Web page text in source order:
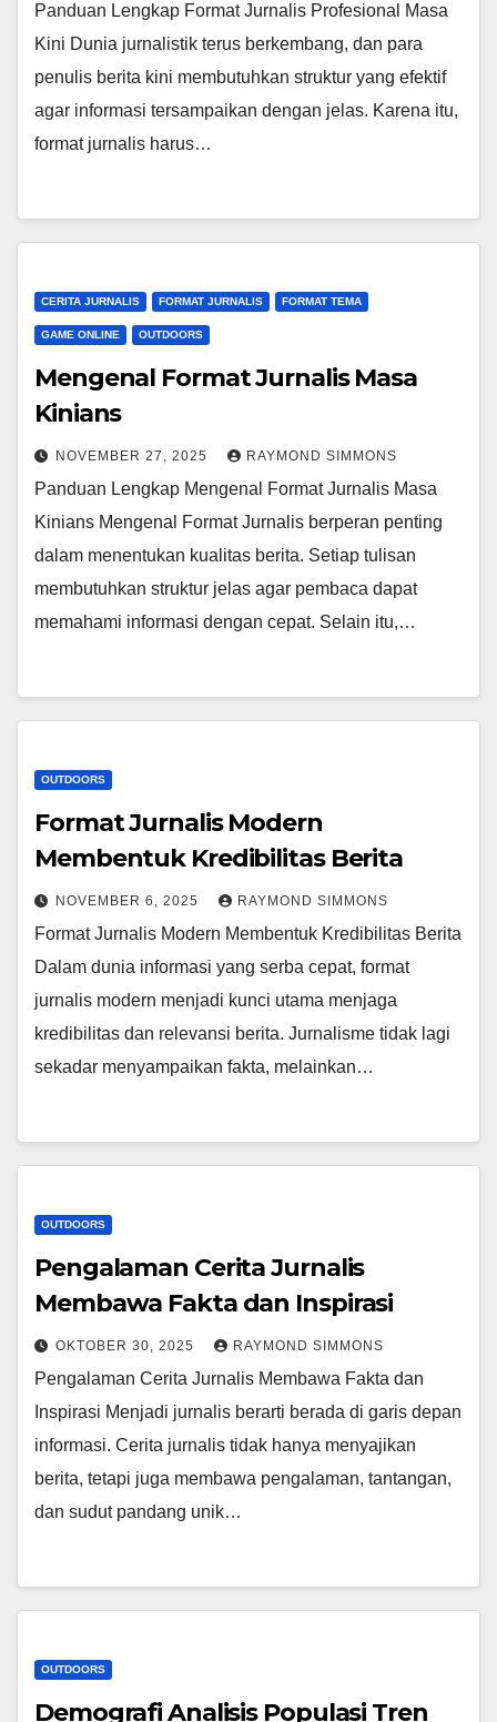
Panduan Lengkap Format Jurnalis Profesional Masa
Kini Dunia jurnalistik terus berkembang, dan para
penulis berita kini membutuhkan struktur yang efektif
agar informasi tersampaikan dengan jelas. Karena itu,
format jurnalis harus…
CERITA JURNALIS FORMAT JURNALIS FORMAT TEMA
GAME ONLINE OUTDOORS
Mengenal Format Jurnalis Masa
Kinians
NOVEMBER 27, 2025 RAYMOND SIMMONS
Panduan Lengkap Mengenal Format Jurnalis Masa
Kinians Mengenal Format Jurnalis berperan penting
dalam menentukan kualitas berita. Setiap tulisan
membutuhkan struktur jelas agar pembaca dapat
memahami informasi dengan cepat. Selain itu,…
OUTDOORS
Format Jurnalis Modern
Membentuk Kredibilitas Berita
NOVEMBER 6, 2025 RAYMOND SIMMONS
Format Jurnalis Modern Membentuk Kredibilitas Berita
Dalam dunia informasi yang serba cepat, format
jurnalis modern menjadi kunci utama menjaga
kredibilitas dan relevansi berita. Jurnalisme tidak lagi
sekadar menyampaikan fakta, melainkan…
OUTDOORS
Pengalaman Cerita Jurnalis
Membawa Fakta dan Inspirasi
OKTOBER 30, 2025 RAYMOND SIMMONS
Pengalaman Cerita Jurnalis Membawa Fakta dan
Inspirasi Menjadi jurnalis berarti berada di garis depan
informasi. Cerita jurnalis tidak hanya menyajikan
berita, tetapi juga membawa pengalaman, tantangan,
dan sudut pandang unik…
OUTDOORS
Demografi Analisis Populasi Tren